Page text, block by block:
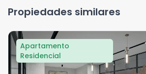
Propiedades similares
Apartamento
Residencial